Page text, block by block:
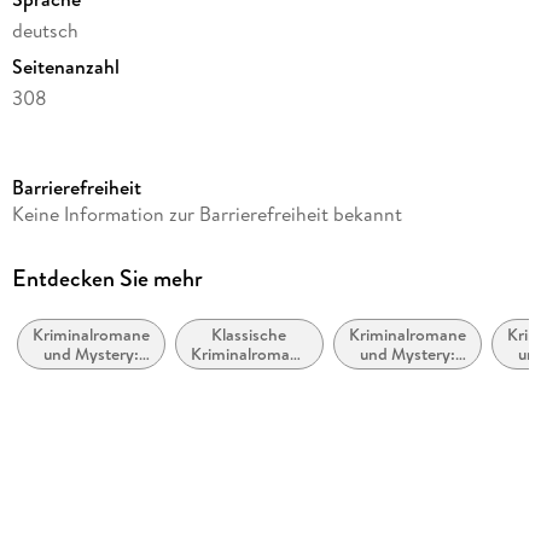
deutsch
Seitenanzahl
308
Autor/Autorin
Verlag/Hersteller
Produktart
kartoniert
Barrierefreiheit
Keine Information zur Barrierefreiheit bekannt
Entdecken Sie mehr
Kriminalromane
und Mystery:
weibliche
Klassische
Kriminalromane
und Mystery
Kriminalromane
und Mystery:
Cosy Mystery